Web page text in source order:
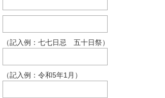
（記入例：七七日忌 五十日祭）
（記入例：令和5年1月）